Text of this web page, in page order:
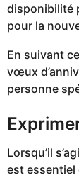
disponibilité
pour la
En suivant
vœux
personne
Lorsqu’il
est essentiel